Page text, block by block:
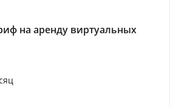
на аренду виртуальных